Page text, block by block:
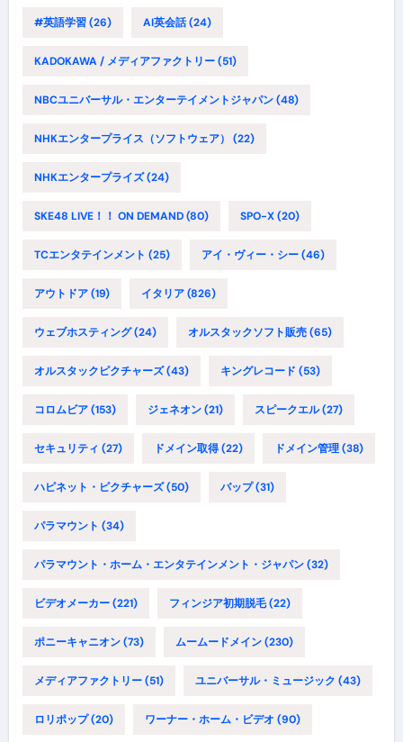
#英語学習(26) AI英会話(24)
KADOKAWA / メディアファクトリー(51)
NBCユニバーサル・エンターテイメントジャパン(48)
NHKエンタープライス（ソフトウェア） (22)
NHKエンタープライズ(24)
SKE48 LIVE！！ ON DEMAND(80) SPO-X(20)
TCエンタテインメント (25) アイ・ヴィー・シー(46)
アウトドア(19) イタリア(826)
ウェブホスティング(24) オルスタックソフト販売(65)
オルスタックピクチャーズ(43) キングレコード (53)
コロムビア(153) ジェネオン(21) スピークエル(27)
セキュリティ (27) ドメイン取得(22) ドメイン管理(38)
ハピネット・ピクチャーズ(50) バップ(31)
パラマウント (34)
パラマウント・ホーム・エンタテインメント・ジャパン(32)
ビデオメーカー(221) フィンジア初期脱毛(22)
ポニーキャニオン(73) ムームードメイン(230)
メディアファクトリー(51) ユニバーサル・ミュージック (43)
ロリポップ(20) ワーナー・ホーム・ビデオ (90)